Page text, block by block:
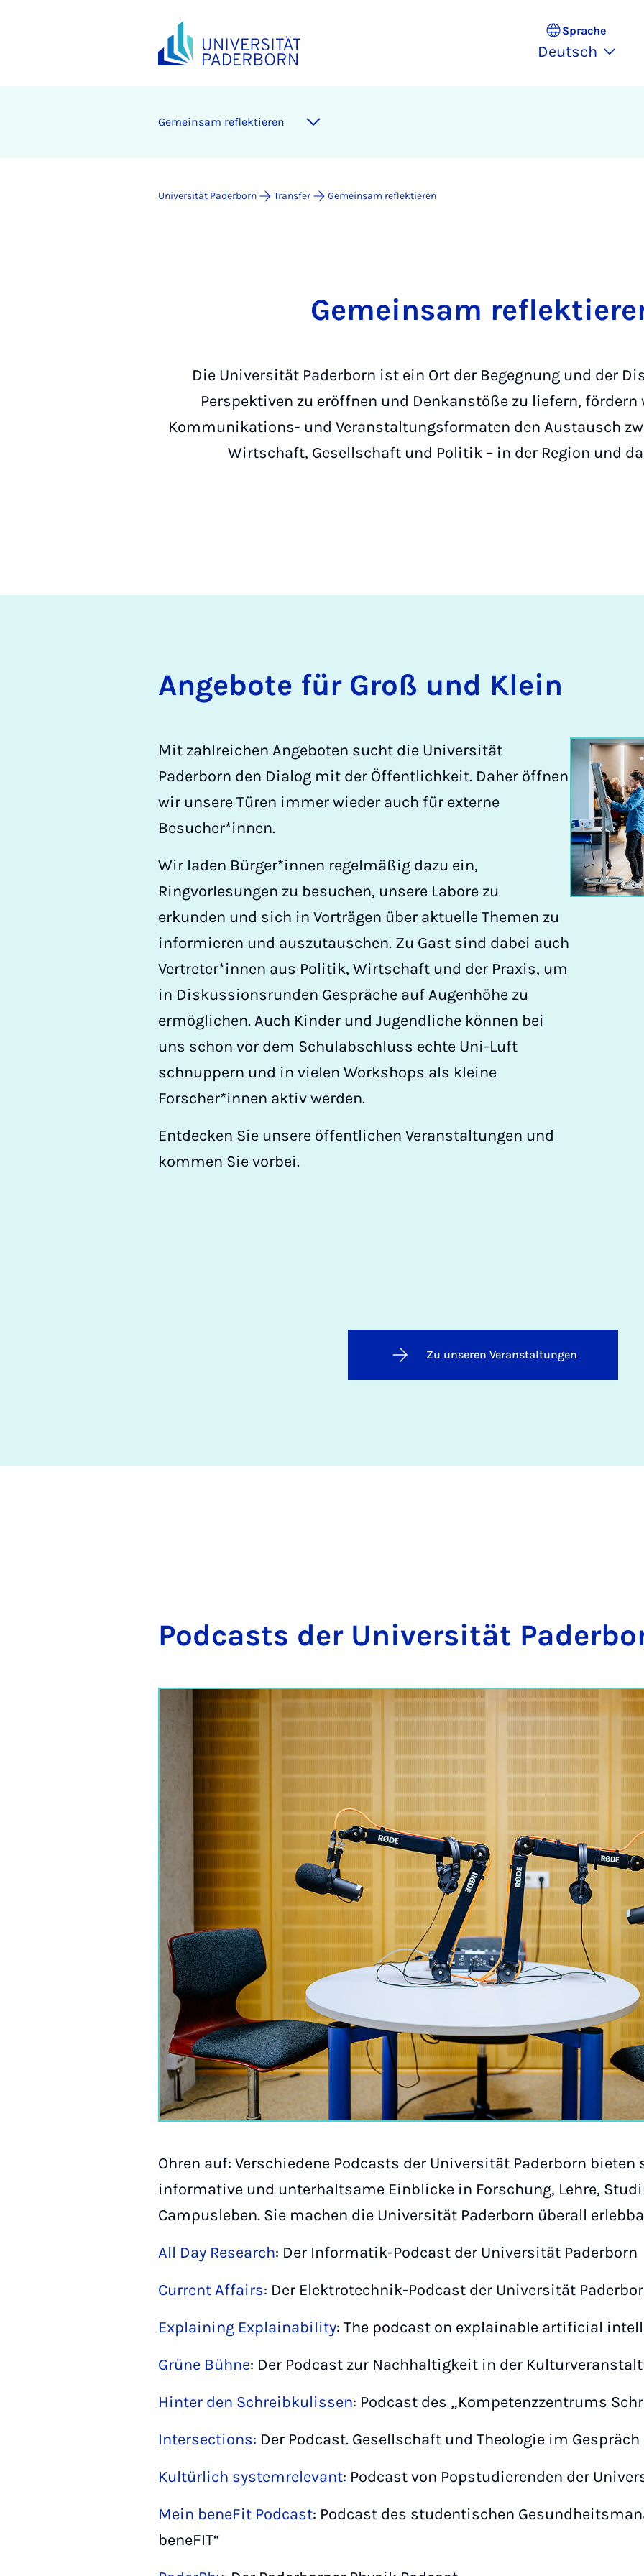
Sprache
Deutsch
Gemeinsam reflektieren
Universität Paderborn Transfer Gemeinsam reflektieren
Gemeinsam
Die Universität Paderborn ist ein Ort der Begegnung und der
Perspektiven zu eröffnen und Denkanstöße zu liefern,
Kommunikations- und Veranstaltungsformaten den Austausch
Wirtschaft, Gesellschaft und Politik – in der Region und
An­ge­bo­te für Groß und Klein
Mit zahlreichen Angeboten sucht die Universität
Paderborn den Dialog mit der Öffentlichkeit. Daher öffnen
wir unsere Türen immer wieder auch für externe
Besucher*innen.
Wir laden Bürger*innen regelmäßig dazu ein,
Ringvorlesungen zu besuchen, unsere Labore zu
erkunden und sich in Vorträgen über aktuelle Themen zu
informieren und auszutauschen. Zu Gast sind dabei auch
Vertreter*innen aus Politik, Wirtschaft und der Praxis, um
in Diskussionsrunden Gespräche auf Augenhöhe zu
ermöglichen. Auch Kinder und Jugendliche können bei
uns schon vor dem Schulabschluss echte Uni-Luft
schnuppern und in vielen Workshops als kleine
Forscher*innen aktiv werden.
Entdecken Sie unsere öffentlichen Veranstaltungen und
kommen Sie vorbei.
Zu unseren Veranstaltungen
Pod­casts der Uni­ver­si­tät
Ohren auf: Verschiedene Podcasts der Universität Paderborn bieten
informative und unterhaltsame Einblicke in Forschung, Lehre,
Campusleben. Sie machen die Universität Paderborn überall
All Day Research: Der Informatik-Podcast der Universität Paderborn
Current Affairs: Der Elektrotechnik-Podcast der Universität
Explaining Explainability: The podcast on explainable artificial
Grüne Bühne: Der Podcast zur Nachhaltigkeit in der
Hinter den Schreibkulissen: Podcast des „Kompetenzzentrums
Intersections: Der Podcast. Gesellschaft und Theologie im Gespräch
Kultürlich systemrelevant: Podcast von Popstudierenden der
Mein beneFit Podcast: Podcast des studentischen
beneFIT“